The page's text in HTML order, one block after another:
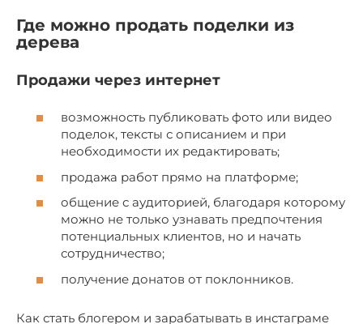
Где можно продать поделки из
дерева
Продажи через интернет
возможность публиковать фото или видео
поделок, тексты с описанием и при
необходимости их редактировать;
продажа работ прямо на платформе;
общение с аудиторией, благодаря которому
можно не только узнавать предпочтения
потенциальных клиентов, но и начать
сотрудничество;
получение донатов от поклонников.
Как стать блогером и зарабатывать в инстаграме